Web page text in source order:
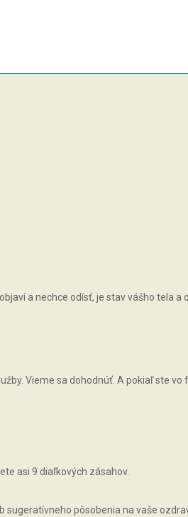
a nechce odísť, je stav vášho tela a
Vieme sa dohodnúť. A pokiaľ ste vo
asi 9 diaľkových zásahov.
pôsobenia na vaše